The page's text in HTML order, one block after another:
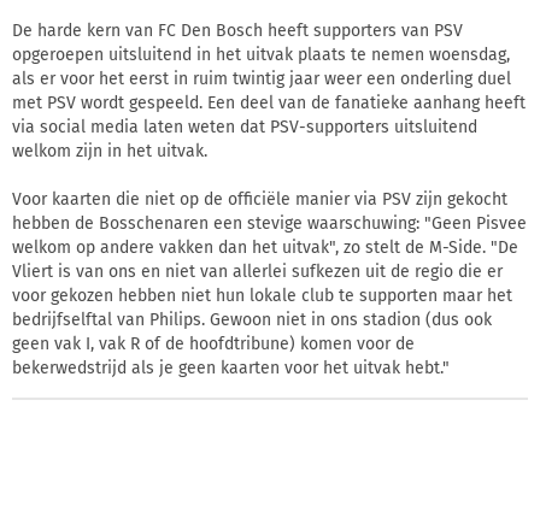
De harde kern van FC Den Bosch heeft supporters van PSV
opgeroepen uitsluitend in het uitvak plaats te nemen woensdag,
als er voor het eerst in ruim twintig jaar weer een onderling duel
met PSV wordt gespeeld. Een deel van de fanatieke aanhang heeft
via social media laten weten dat PSV-supporters uitsluitend
welkom zijn in het uitvak.
Voor kaarten die niet op de officiële manier via PSV zijn gekocht
hebben de Bosschenaren een stevige waarschuwing: "Geen Pisvee
welkom op andere vakken dan het uitvak", zo stelt de M-Side. "De
Vliert is van ons en niet van allerlei sufkezen uit de regio die er
voor gekozen hebben niet hun lokale club te supporten maar het
bedrijfselftal van Philips. Gewoon niet in ons stadion (dus ook
geen vak I, vak R of de hoofdtribune) komen voor de
bekerwedstrijd als je geen kaarten voor het uitvak hebt."